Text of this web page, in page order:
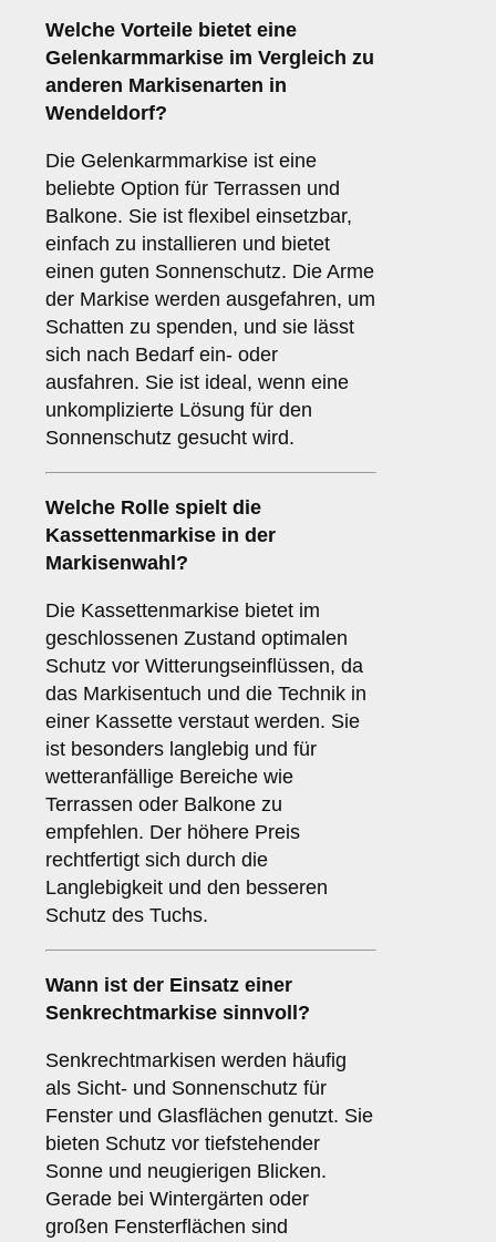
Welche Vorteile bietet eine
Gelenkarmmarkise im Vergleich zu
anderen Markisenarten in
Wendeldorf?
Die Gelenkarmmarkise ist eine
beliebte Option für Terrassen und
Balkone. Sie ist flexibel einsetzbar,
einfach zu installieren und bietet
einen guten Sonnenschutz. Die Arme
der Markise werden ausgefahren, um
Schatten zu spenden, und sie lässt
sich nach Bedarf ein- oder
ausfahren. Sie ist ideal, wenn eine
unkomplizierte Lösung für den
Sonnenschutz gesucht wird.
Welche Rolle spielt die
Kassettenmarkise in der
Markisenwahl?
Die Kassettenmarkise bietet im
geschlossenen Zustand optimalen
Schutz vor Witterungseinflüssen, da
das Markisentuch und die Technik in
einer Kassette verstaut werden. Sie
ist besonders langlebig und für
wetteranfällige Bereiche wie
Terrassen oder Balkone zu
empfehlen. Der höhere Preis
rechtfertigt sich durch die
Langlebigkeit und den besseren
Schutz des Tuchs.
Wann ist der Einsatz einer
Senkrechtmarkise sinnvoll?
Senkrechtmarkisen werden häufig
als Sicht- und Sonnenschutz für
Fenster und Glasflächen genutzt. Sie
bieten Schutz vor tiefstehender
Sonne und neugierigen Blicken.
Gerade bei Wintergärten oder
großen Fensterflächen sind